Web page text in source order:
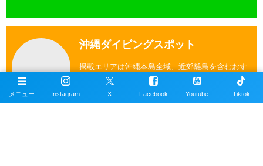
沖縄ダイビングスポット
掲載エリアは沖縄本島全域、近郊離島を含むおす
すめの約100ヶ所以上のダイビングポイント。
メニュー Instagram X Facebook Youtube Tiktok